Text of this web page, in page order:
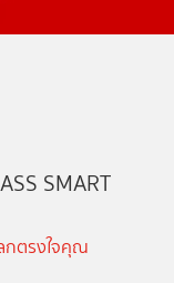
SMART
กตรงใจคุณ